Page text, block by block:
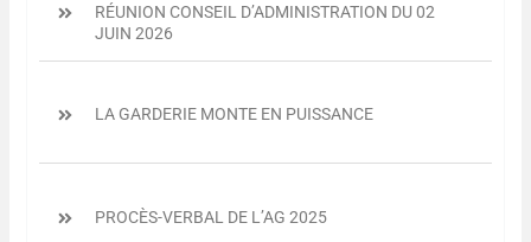
RÉUNION CONSEIL D’ADMINISTRATION DU 02
JUIN 2026
LA GARDERIE MONTE EN PUISSANCE
PROCÈS-VERBAL DE L’AG 2025